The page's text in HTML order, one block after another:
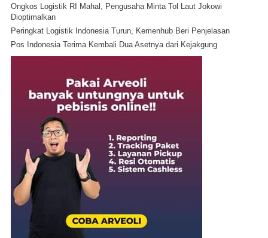
Ongkos Logistik RI Mahal, Pengusaha Minta Tol Laut Jokowi
Dioptimalkan
Peringkat Logistik Indonesia Turun, Kemenhub Beri Penjelasan
Pos Indonesia Terima Kembali Dua Asetnya dari Kejakgung